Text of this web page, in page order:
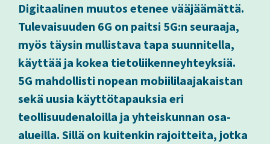
Digitaalinen muutos etenee vääjäämättä.
Tulevaisuuden 6G on paitsi 5G:n seuraaja,
myös täysin mullistava tapa suunnitella,
käyttää ja kokea tietoliikenneyhteyksiä.
5G mahdollisti nopean mobiililaajakaistan
sekä uusia käyttötapauksia eri
teollisuudenaloilla ja yhteiskunnan osa-
alueilla. Sillä on kuitenkin rajoitteita, jotka